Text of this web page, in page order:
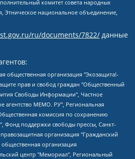
комитет совета народных
Этническое национальное объединение,
ru/documents/7822/ данные
Постернак Алексей Евгеньевич, Рубин Михаил Аркадьевич, Анин Роман Александрович, Юридическое лицо Istories fonds, зарегистрированное в Латвийской Республике (регистрационный номер 50008295751, дата регистрации 24.02.2020), Великовский Дмитрий Александрович, Долинина Ирина Николаевна, Мароховская Алеся Алексеевна, Шлейнов Роман Юрьевич, Шмагун Олеся Валентиновна, Общество с ограниченной ответственностью "Альтаир 2021", Общество с ограниченной ответственностью "Вега 2021", Общество с ограниченной ответственностью "Главный редактор 2021", Общество с ограниченной ответственностью "Ромашки монолит", Важенков Артем Валерьевич, Ивановская областная общественная организация "Центр гендерных исследований", Гурман Юрий Альбертович, Медиапроект "ОВД-Инфо", Егоров Владимир Владимирович, Жилинский Владимир Александрович, Общество с ограниченной ответственностью "ЗП", Иванова София Юрьевна, Карезина Инна Павловна, Кильтау Екатерина Викторовна, Петров Алексей Викторович, Пискунов Сергей Евгеньевич, Смирнов Сергей Сергеевич, Тихонов Михаил Сергеевич, Общество с ограниченной ответственностью "ЖУРНАЛИСТ-ИНОСТРАННЫЙ АГЕНТ", Арапова Галина Юрьевна, Вольтская Татьяна Анатольевна, Американская компания "Mason G.E.S. Anonymous Foundation" (США), являющаяся владельцем интернет-издания https://mnews.world/, Компания "Stichting Bellingcat", зарегистрированная в Нидерландах (дата регистрации 11.07.2018), Захаров Андрей Вячеславович, Клепиковская Екатерина Дмитриевна, Общество с ограниченной ответственностью "МЕМО", Перл Роман Александрович, Симонов Евгений Алексеевич, Соловьева Елена Анатольевна, Сотников Даниил Владимирович, Сурначева Елизавета Дмитриевна, Автономная некоммерческая организация по защите прав человека и информированию населения "Якутия – Наше Мнение", Общество с ограниченной ответственностью "Москоу диджитал медиа", с 26.01.2023 Общество с ограниченной ответственностью "Чайка Белые сады", Ветошкина Валерия Валерьевна, Заговора Максим Александрович, Межрегиональное общественное движение "Российская ЛГБТ - сеть", Оленичев Максим Владимирович, Павлов Иван Юрьевич, Скворцова Елена Сергеевна, Общество с ограниченной ответственностью "Как бы инагент", Кочетков Игорь Викторович, Общество с ограниченной ответственностью "Честные выборы", Еланчик Олег Александрович, Общество с ограниченной ответственностью "Нобелевский призыв", Гималова Регина Эмилевна, Григорьев Андрей Валерьевич, Григорьева Алина Александровна, Ассоциация по содействию защите прав призывников, альтернативнослужащих и военнослужащих "Правозащитная группа "Гражданин.Армия.Право", Хисамова Регина Фаритовна, Автономная некоммерческая организация по реализации социально-правовых программ "Лилит", Дальневосточное общественное движение "Маяк", Санкт-Петербургская ЛГБТ-инициативная группа "Выход", Инициативная группа ЛГБТ+ "Реверс", Алексеев Андрей Викторович, Бекбулатова Таисия Львовна, Беляев Иван Михайлович, Владыкина Елена Сергеевна, Гельман Марат Александрович, Никульшина Вероника Юрьевна, Толоконникова Надежда Андреевна, Шендерович Виктор Анатольевич, Общество с ограниченной ответственностью "Данное сообщение", Общество с ограниченной ответственностью Издательский дом "Новая глава", Айнбиндер Александра Александровна, Московский комьюнити-центр для ЛГБТ+инициатив, Благотворительный фонд развития филантропии, Deutsche Welle (Германия, Kurt-Schumacher-Strasse 3, 53113 Bonn), Борзунова Мария Михайловна, Воробьев Виктор Викторович, Голубева Анна Львовна, Константинова Алла Михайловна, Малкова Ирина Владимировна, Мурадов Мурад Абдулгалимович, Осетинская Елизавета Николаевна, Понасенков Евгений Николаевич, Ганапольский Матвей Юрьевич, Киселев Евгений Алексеевич, Борухович Ирина Григорьевна, Дремин Иван Тимофеевич, Дубровский Дмитрий Викторович, Красноярская региональная общественная организация поддержки и развития альтернативных образовательных технологий и межкультурных коммуникаций "ИНТЕРРА", Маяковская Екатерина Алексеевна, Фейгин Марк Захарович, Филимонов Андрей Викторович, Дзугкоева Регина Николаевна, Доброхотов Роман Александрович, Дудь Юрий Александрович, Елкин Сергей Владимирович, Кругликов Кирилл Игоревич, Сабунаева Мария Леонидовна, Семенов Алексей Владимирович, Шаинян Карен Багратович, Шульман Екатерина Михайловна, Асафьев Артур Валерьевич, Вахштайн Виктор Семенович, Венедиктов Алексей Алексеевич, Лушникова Екатерина Евгеньевна, Волков Леонид Михайлович, Невзоров Александр Глебович, Пархоменко Сергей Борисович, Сироткин Ярослав Николаевич, Кара-Мурза Владимир Владимирович, Баранова Наталья Владимировна, Гозман Леонид Яковлевич, Кагарлицкий Борис Юльевич, Климарев Михаил Валерьевич, Милов Владимир Станиславович, Автономная некоммерческая организация Краснодарский центр современного искусства "Типография", Моргенштерн Алишер Тагирович, Соболь Любовь Эдуардовна, Общество с ограниченной ответственностью "ЛИЗА НОРМ", Каспаров Гарри Кимович, Ходорковский Михаил Борисович, Общество с ограниченной ответственностью "Апрельские тезисы", Данилович Ирина Брониславовна, Кашин Олег Владимирович, Петров Николай Владимирович, Пивоваров Алексей Владимирович, Соколов Михаил Владимирович, Цветкова Юлия Владимировна, Чичваркин Евгений Александрович, Комитет против пыток/Команда против пыток, Общество с ограниченной ответственностью "Первый научный", Общество с ограниченной ответственностью "Вертолет и ко", Белоцерковская Вероника Борисовна, Кац Максим Евгеньевич, Лазарева Татьяна Юрьевна, Шаведдинов Руслан Табризович, Яшин Илья Валерьевич, Общество с ограниченной ответственностью "Иноагент ААВ", Алешковский Дмитрий Петрович, Альбац Евгения Марковна, Быков Дмитрий Львович, Галямина Юлия Евгеньевна, Лойко Сергей Леонидович, Мартынов Кирилл Константинович, Медведев Сергей Александрович, Крашенинников Федор Геннадиевич, Гордеева Катерина Вл